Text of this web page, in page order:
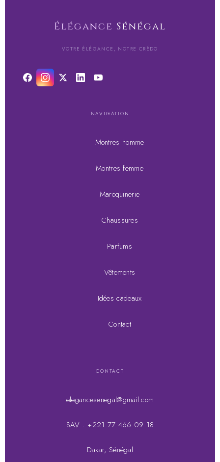
Élégance Sénégal
VOTRE ÉLÉGANCE, NOTRE CRÉDO
NAVIGATION
Montres homme
Montres femme
Maroquinerie
Chaussures
Parfums
Vêtements
Idées cadeaux
Contact
CONTACT
elegancesenegal@gmail.com
SAV : +221 77 466 09 18
Dakar, Sénégal